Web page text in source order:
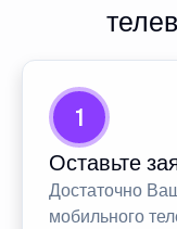
1
Оставьте
Достаточно
мобильного